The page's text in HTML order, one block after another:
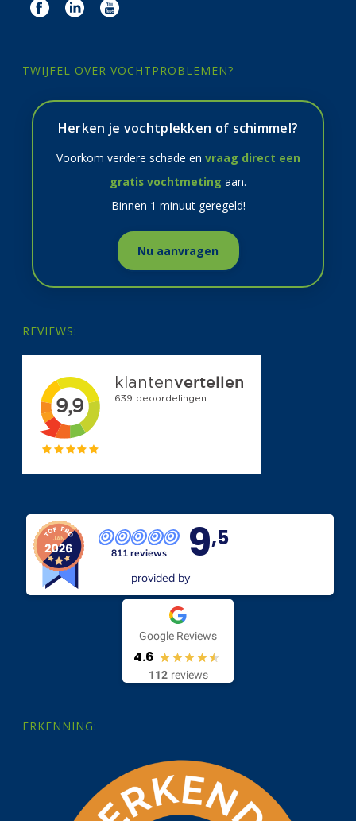
TWIJFEL OVER VOCHTPROBLEMEN?
Herken je vochtplekken of schimmel?
Voorkom verdere schade en vraag direct een
gratis vochtmeting aan.
Binnen 1 minuut geregeld!
Nu aanvragen
REVIEWS:
811 reviews 9,5
provided by
Google Reviews
4.6
112 reviews
ERKENNING: